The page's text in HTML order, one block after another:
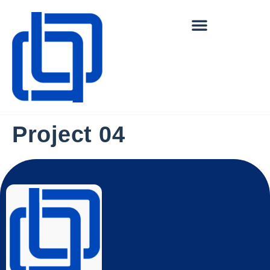
Project 04